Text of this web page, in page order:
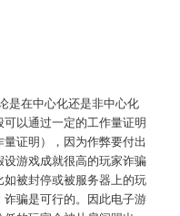
是在中心化还是非中心化
以通过一定的工作量证明
证明），因为作弊要付出
游戏成就很高的玩家诈骗
被封停或被服务器上的玩
骗是可行的。因此电子游